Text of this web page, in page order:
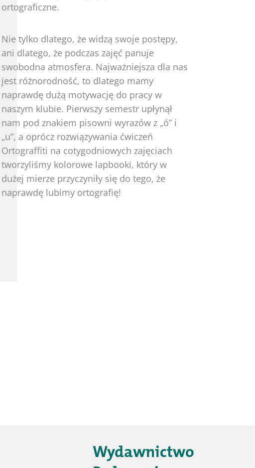
ortograficzne.
Nie tylko dlatego, że widzą swoje postępy,
ani dlatego, że podczas zajęć panuje
swobodna atmosfera. Najważniejsza dla nas
jest różnorodność, to dlatego mamy
naprawdę dużą motywację do pracy w
naszym klubie. Pierwszy semestr upłynął
nam pod znakiem pisowni wyrazów z „ó” i
„u”, a oprócz rozwiązywania ćwiczeń
Ortograffiti na cotygodniowych zajęciach
tworzyliśmy kolorowe lapbooki, który w
dużej mierze przyczyniły się do tego, że
naprawdę lubimy ortografię!
Wydawnictwo